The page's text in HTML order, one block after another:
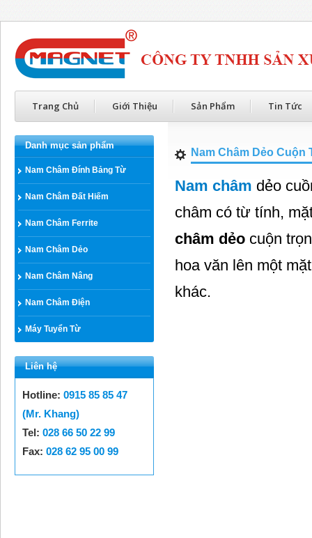
Trang Chủ Giới Thiệu Sản Phẩm Tin Tức
Nam Châm Dẻo Cuộn
Nam châm dẻo
châm có từ tính,
châm dẻo cuộn
hoa văn lên một
khác.
Danh mục sản phẩm
Nam Châm Đính Bảng Từ
Nam Châm Đất Hiếm
Nam Châm Ferrite
Nam Châm Dẻo
Nam Châm Nâng
Nam Châm Điện
Máy Tuyển Từ
Liên hệ
Hotline: 0915 85 85 47
(Mr. Khang)
Tel: 028 66 50 22 99
Fax: 028 62 95 00 99